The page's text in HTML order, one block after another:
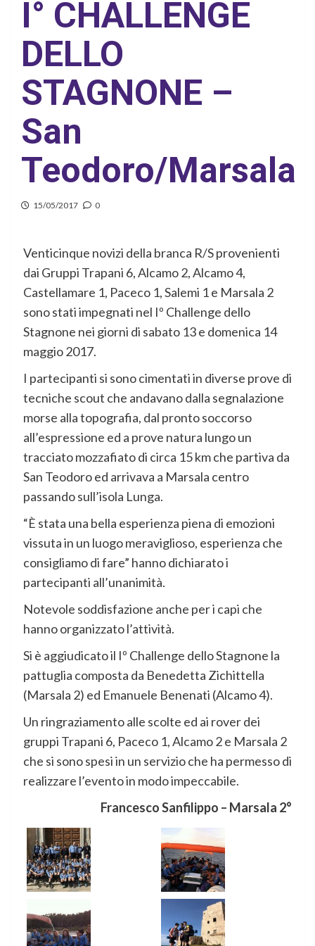
I° CHALLENGE
DELLO
STAGNONE –
San
Teodoro/Marsala
15/05/2017 0
Venticinque novizi della branca R/S provenienti
dai Gruppi Trapani 6, Alcamo 2, Alcamo 4,
Castellamare 1, Paceco 1, Salemi 1 e Marsala 2
sono stati impegnati nel Iº Challenge dello
Stagnone nei giorni di sabato 13 e domenica 14
maggio 2017.
I partecipanti si sono cimentati in diverse prove di
tecniche scout che andavano dalla segnalazione
morse alla topografia, dal pronto soccorso
all’espressione ed a prove natura lungo un
tracciato mozzafiato di circa 15 km che partiva da
San Teodoro ed arrivava a Marsala centro
passando sull’isola Lunga.
“È stata una bella esperienza piena di emozioni
vissuta in un luogo meraviglioso, esperienza che
consigliamo di fare” hanno dichiarato i
partecipanti all’unanimità.
Notevole soddisfazione anche per i capi che
hanno organizzato l’attività.
Si è aggiudicato il Iº Challenge dello Stagnone la
pattuglia composta da Benedetta Zichittella
(Marsala 2) ed Emanuele Benenati (Alcamo 4).
Un ringraziamento alle scolte ed ai rover dei
gruppi Trapani 6, Paceco 1, Alcamo 2 e Marsala 2
che si sono spesi in un servizio che ha permesso di
realizzare l’evento in modo impeccabile.
Francesco Sanfilippo – Marsala 2°